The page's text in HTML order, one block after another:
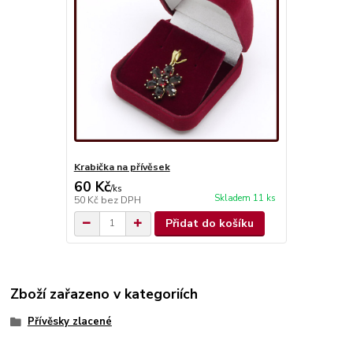
Krabička na přívěsek
60 Kč/ks
50 Kč bez DPH Skladem 11 ks
Přidat do košíku
Zboží zařazeno v kategoriích
Přívěsky zlacené